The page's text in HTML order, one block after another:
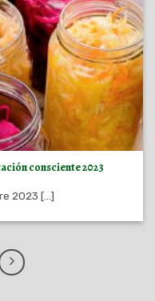
consciente 2023
2023 [...]